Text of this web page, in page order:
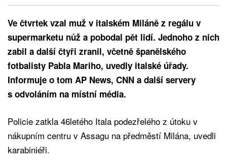
Ve čtvrtek vzal muž v italském Miláně z regálu v
supermarketu nůž a pobodal pět lidí. Jednoho z nich
zabil a další čtyři zranil, včetně španělského
fotbalisty Pabla Mariho, uvedly italské úřady.
Informuje o tom AP News, CNN a další servery
s odvoláním na místní média.
Policie zatkla 46letého Itala podezřelého z útoku v
nákupním centru v Assagu na předměstí Milána, uvedli
karabiniéři.